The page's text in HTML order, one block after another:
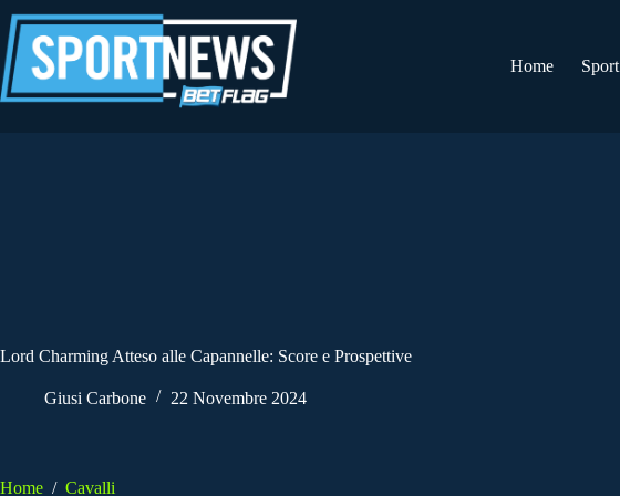
al
contenuto
Home
Sport
Lord Charming Atteso alle Capannelle: Score e Prospettive
Giusi Carbone 22 Novembre 2024
Home / Cavalli